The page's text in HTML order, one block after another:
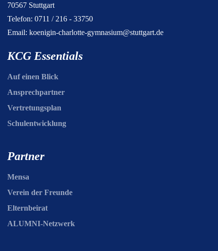
70567 Stuttgart
Telefon: 0711 / 216 - 33750
Email: koenigin-charlotte-gymnasium@stuttgart.de
KCG Essentials
Auf einen Blick
Ansprechpartner
Vertretungsplan
Schulentwicklung
Partner
Mensa
Verein der Freunde
Elternbeirat
ALUMNI-Netzwerk